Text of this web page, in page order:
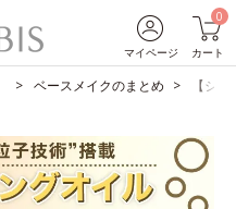
マイページ
0
カート
ベースメイクのまとめ 【シ